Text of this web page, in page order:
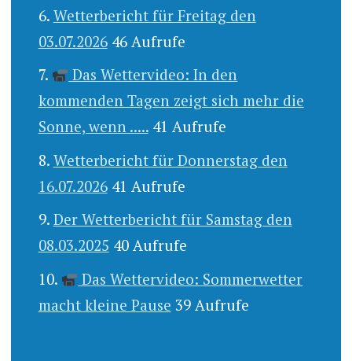
Wetterbericht für Freitag den
03.07.2026 46 Aufrufe
Das Wettervideo: In den
kommenden Tagen zeigt sich mehr die
Sonne, wenn ..... 41 Aufrufe
Wetterbericht für Donnerstag den
16.07.2026 41 Aufrufe
Der Wetterbericht für Samstag den
08.03.2025 40 Aufrufe
Das Wettervideo: Sommerwetter
macht kleine Pause 39 Aufrufe